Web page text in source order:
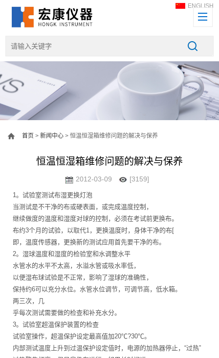
ENGLISH
首页 >新闻中心 > 恒温恒湿箱维修问题的解决与保养
恒温恒湿箱维修问题的解决与保养
2012-03-09 [3159]
1。试验室测试布湿更换灯泡
当测试是不干净的布或硬表面，或完成温度控制，
继续做度的温度和湿度对球的控制，必须在考试前更换布。
布约3个月的试验，以取代1，更换温度时，身体干净的布[
即，温度传感器，更换新的测试应用首先要干净的布。
2。湿球温度和湿度的检验室和水调整水平
水管水的水平不太高，水溢水管或吸水率低，
以便湿布球试验是不正常，影响了湿球的准确性，
保持约6可以充分水位。水管水位调节，可调节高，低水箱。
两三次，几
乎每次测试需要做的检查和补充水分。
3。试验室超温保护装置的检查
试验室操作，超温保护设定最高值加20℃?30℃。
内部测试温度上升到过温保护设定值时，电源的加热器停止，“过热”